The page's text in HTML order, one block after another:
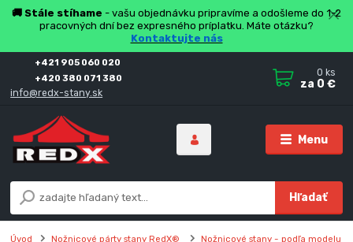
🚚 Stále stíhame - vašu objednávku pripravíme a odošleme do 1-2
pracovných dní bez expresného príplatku. Máte otázku?
Kontaktujte nás
Menu
Hľadať
+421 905 060 020
+420 380 071 380
info@redx-stany.sk
0 ks
za 0 €
Úvod Nožnicové párty stany RedX®
Nožnicové stany - podľa modelu